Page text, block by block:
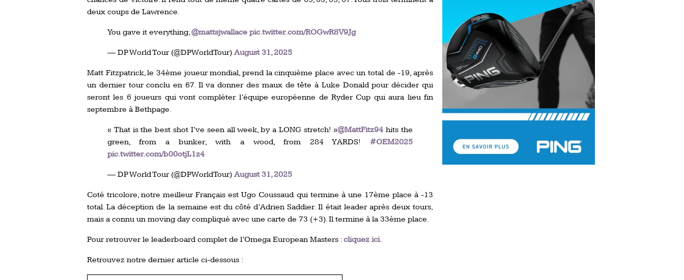
deux coups de Lawrence.
You gave it everything,@mattsjwallace pic.twitter.com/ROGwR8V9Jg
— DP World Tour (@DPWorldTour) August 31, 2025
Matt Fitzpatrick, le 34ème joueur mondial, prend la cinquième place avec un total de -19, après
un dernier tour conclu en 67. Il va donner des maux de tête à Luke Donald pour décider qui
seront les 6 joueurs qui vont compléter l’équipe européenne de Ryder Cup qui aura lieu fin
septembre à Bethpage.
« That is the best shot I’ve seen all week, by a LONG stretch! »@MattFitz94 hits the
green, from a bunker, with a wood, from 284 YARDS! #OEM2025
pic.twitter.com/b00otjL1z4
— DP World Tour (@DPWorldTour) August 31, 2025
Coté tricolore, notre meilleur Français est Ugo Coussaud qui termine à une 17ème place à -13
total. La déception de la semaine est du côté d’Adrien Saddier. Il était leader après deux tours,
mais a connu un moving day compliqué avec une carte de 73 (+3). Il termine à la 33ème place.
Pour retrouver le leaderboard complet de l’Omega European Masters :cliquez ici.
Retrouvez notre dernier article ci-dessous :
Ladies European Tour 2026 : une saison
historique sur cinq continents
Debout en Bouts prolonge la Fashion Week à
Roland-Garros
Chypre